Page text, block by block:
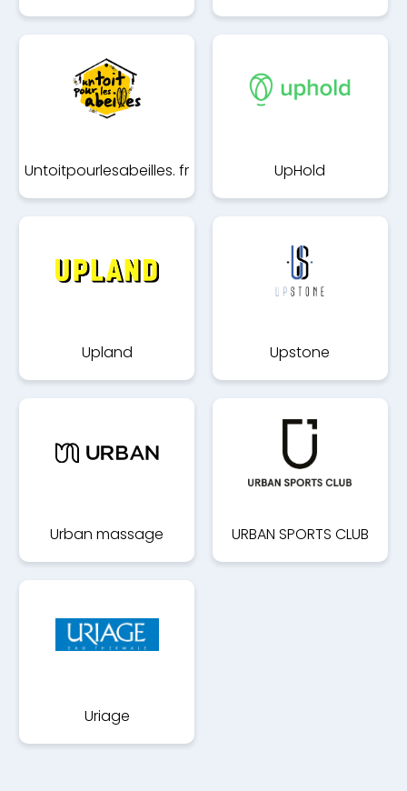
Untoitpourlesabeilles. fr UpHold
Upland Upstone
Urban massage URBAN SPORTS CLUB
Uriage